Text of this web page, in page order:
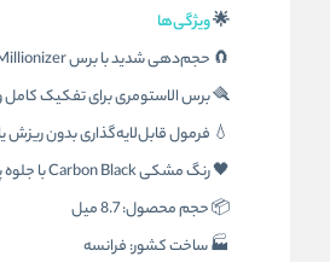
🌟ویژگی‌ها
🧲 حجم‌دهی شدید با برس Millionizer
🪮 برس الاستومری برای تفکیک کامل و حالت‌دهی دقیق
💧 فرمول قابل‌لایه‌گذاری بدون
🖤 رنگ مشکی Carbon Black با جلوه پرکنتراست
📦 حجم محصول: 8.7 میل
🏭 ساخت کشور: فرانسه